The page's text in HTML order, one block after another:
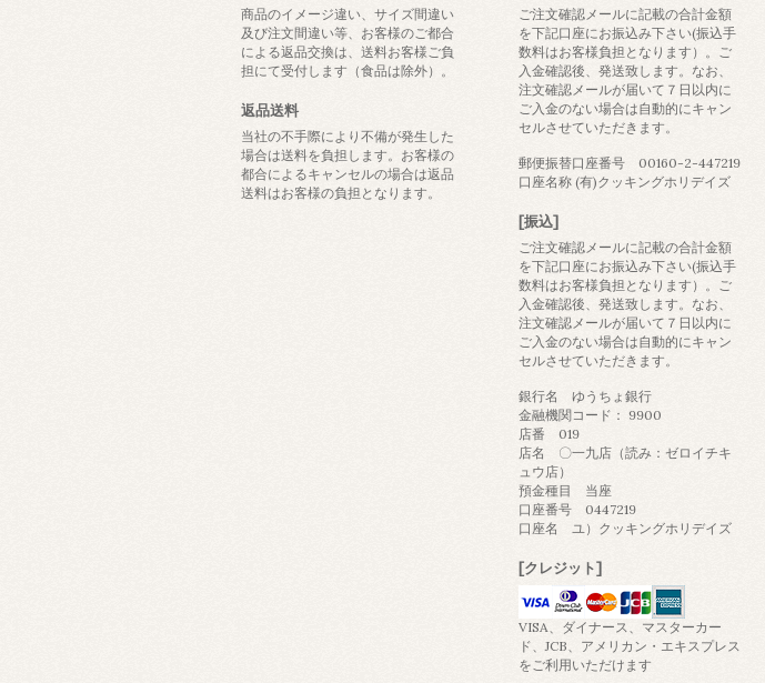
商品のイメージ違い、サイズ間違い
及び注文間違い等、お客様のご都合
による返品交換は、送料お客様ご負
担にて受付します（食品は除外）。
返品送料
当社の不手際により不備が発生した
場合は送料を負担します。お客様の
都合によるキャンセルの場合は返品
送料はお客様の負担となります。
ご注文確認メールに記載の合計金額
を下記口座にお振込み下さい(振込手
数料はお客様負担となります）。ご
入金確認後、発送致します。なお、
注文確認メールが届いて７日以内に
ご入金のない場合は自動的にキャン
セルさせていただきます。
郵便振替口座番号 00160-2-447219
口座名称 (有)クッキングホリデイズ
[振込]
ご注文確認メールに記載の合計金額
を下記口座にお振込み下さい(振込手
数料はお客様負担となります）。ご
入金確認後、発送致します。なお、
注文確認メールが届いて７日以内に
ご入金のない場合は自動的にキャン
セルさせていただきます。
銀行名 ゆうちょ銀行
金融機関コード： 9900
店番 019
店名 〇一九店（読み：ゼロイチキ
ュウ店）
預金種目 当座
口座番号 0447219
口座名 ユ）クッキングホリデイズ
[クレジット]
VISA、ダイナース、マスターカー
ド、JCB、アメリカン・エキスプレス
をご利用いただけます